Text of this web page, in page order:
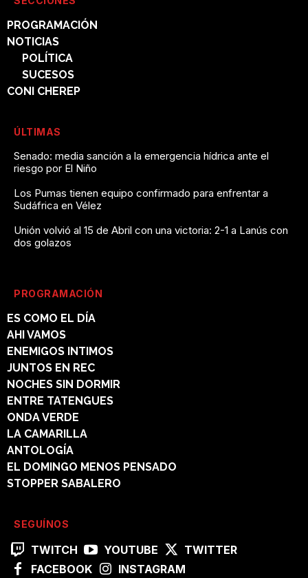
PROGRAMACIÓN
NOTICIAS
POLÍTICA
SUCESOS
CONI CHEREP
ÚLTIMAS
Senado: media sanción a la emergencia hídrica ante el
riesgo por El Niño
Los Pumas tienen equipo confirmado para enfrentar a
Sudáfrica en Vélez
Unión volvió al 15 de Abril con una victoria: 2-1 a Lanús con
dos golazos
PROGRAMACIÓN
ES COMO EL DÍA
AHI VAMOS
ENEMIGOS INTIMOS
JUNTOS EN REC
NOCHES SIN DORMIR
ENTRE TATENGUES
ONDA VERDE
LA CAMARILLA
ANTOLOGÍA
EL DOMINGO MENOS PENSADO
STOPPER SABALERO
SEGUÍNOS
TWITCH YOUTUBE
TWITTER
FACEBOOK
INSTAGRAM